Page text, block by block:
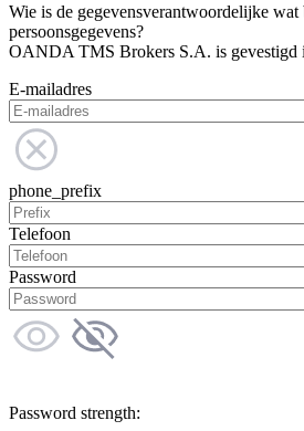
Wie is de gegevensverantwoordelijke
persoonsgegevens?
OANDA TMS Brokers S.A. is gevestigd
E-mailadres
phone_prefix
Telefoon
Password
Password strength: